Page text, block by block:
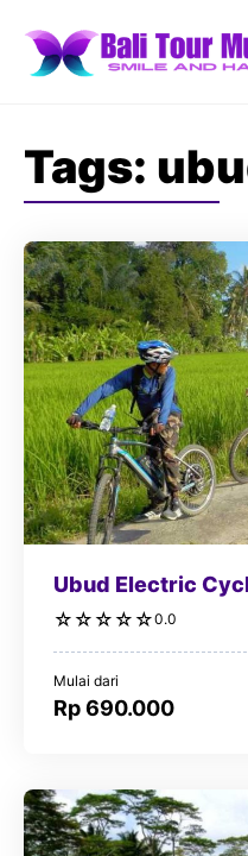
content
Tags:
Ubud Electric
☆ ☆ ☆ ☆ ☆0.0
Mulai dari
Rp 690.000